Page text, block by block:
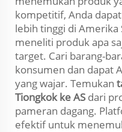
kompetitif, Anda
lebih tinggi di Amerika
meneliti produk apa
target. Cari barang-
konsumen dan dapat
yang wajar. Temukan
Tiongkok ke ASdari
pameran dagang.
efektif untuk